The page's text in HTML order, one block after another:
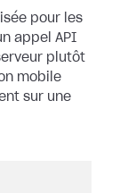
pour les
appel API
plutôt
mobile
sur une